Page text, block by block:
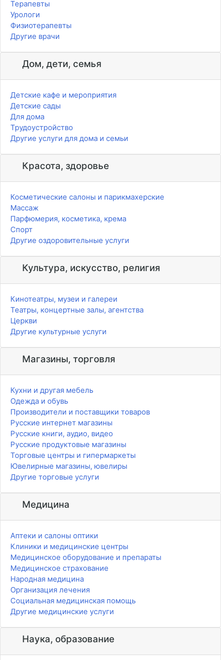
Терапевты
Урологи
Физиотерапевты
Другие врачи
Дом, дети, семья
Детские кафе и мероприятия
Детские сады
Для дома
Трудоустройство
Другие услуги для дома и семьи
Красота, здоровье
Косметические салоны и парикмахерские
Массаж
Парфюмерия, косметика, крема
Спорт
Другие оздоровительные услуги
Культура, искусство, религия
Кинотеатры, музеи и галереи
Театры, концертные залы, агентства
Церкви
Другие культурные услуги
Магазины, торговля
Кухни и другая мебель
Одежда и обувь
Производители и поставщики товаров
Русские интернет магазины
Русские книги, аудио, видео
Русские продуктовые магазины
Торговые центры и гипермаркеты
Ювелирные магазины, ювелиры
Другие торговые услуги
Медицина
Аптеки и салоны оптики
Клиники и медицинские центры
Медицинское оборудование и препараты
Медицинское страхование
Народная медицина
Организация лечения
Социальная медицинская помощь
Другие медицинские услуги
Наука, образование